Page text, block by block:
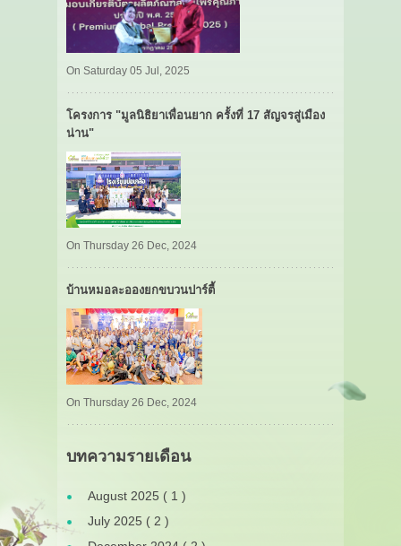
On Saturday 05 Jul, 2025
โครงการ "มูลนิธิยาเพื่อนยาก ครั้งที่ 17 สัญจรสู่เมือง
น่าน"
On Thursday 26 Dec, 2024
บ้านหมอละอองยกขบวนปาร์ตี้
On Thursday 26 Dec, 2024
บทความรายเดือน
August 2025 ( 1 )
July 2025 ( 2 )